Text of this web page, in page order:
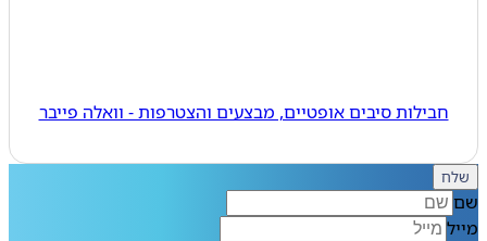
חבילות סיבים אופטיים, מבצעים והצטרפות - וואלה פייבר